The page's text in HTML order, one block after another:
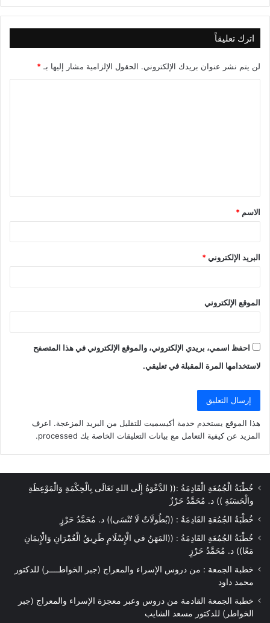
اترك تعليقاً
لن يتم نشر عنوان بريدك الإلكتروني. الحقول الإلزامية مشار إليها بـ*
ق
*
الاسم *
البريد الإلكتروني*
الموقع الإلكتروني
احفظ اسمي، بريدي الإلكتروني، والموقع الإلكتروني في هذا المتصفح
لاستخدامها المرة المقبلة في تعليقي.
هذا الموقع يستخدم خدمة أكيسميت للتقليل من البريد المزعجة. اعرف
المزيد عن كيفية التعامل مع بيانات التعليقات الخاصة بك processed
.
خُطْبَةُ الْجُمُعَةِ الْقَادِمَةُ :(( الدَّعْوَةُ إِلَى اللهِ تَعَالَى بِالْحِكْمَةِ وَالْمَوْعِظَةِ
والْحَسَنَةِ )) د. مُحَمَّدُ حَرْزٌ
خُطْبَةُ الجُمُعَةِ القَادِمَةُ : ((بُطُولَاتٌ لَا تُنْسَى)) د. مُحَمَّدُ حَرْزٍ
خُطْبَةُ الجُمُعَةِ القَادِمَةُ : ((المَهَنُ في الْإِسْلَامِ طَرِيقُ الْعُمْرَانِ وَالْإِيمَانِ
مَعًا)) د. مُحَمَّدُ حَرْزٍ
خطبة الجمعة : من دروس الإسراء والمعراج (جبر الخواطــــر) للدكتور
محمد داود
خطبة الجمعة القادمة من دروس وعبر معجزة الإسراء والمعراج (جبر
الخواطر) للدكتور مسعد الشايب